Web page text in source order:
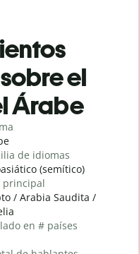
el
Árabe
de idiomas
(semítico)
principal
/ Arabia Saudita /
en # países